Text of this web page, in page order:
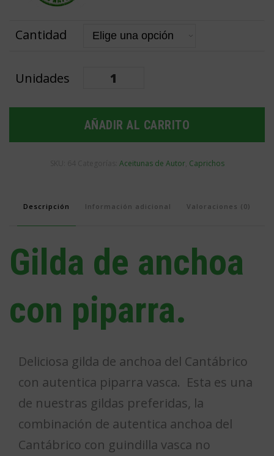
Cantidad
Gilda
anchoa
piparra
AÑADIR AL CARRITO
Aceitunas de Autor, Caprichos
Descripción Información adicional Valoraciones (0)
Gilda de anchoa
con piparra.
Deliciosa gilda de anchoa del Cantábrico
con autentica piparra vasca. Esta es una
de nuestras gildas preferidas, la
combinación de autentica anchoa del
Cantábrico con guindilla vasca no